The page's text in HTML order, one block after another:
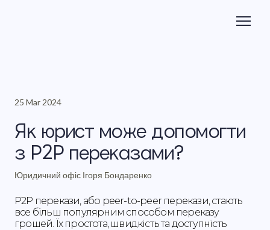
25 Mar 2024
Як юрист може допомогти
з P2P переказами?
Юридичний офіс Ігоря Бондаренко
P2P перекази, або peer-to-peer перекази, стають
все більш популярним способом переказу
грошей. Їх простота, швидкість та доступність